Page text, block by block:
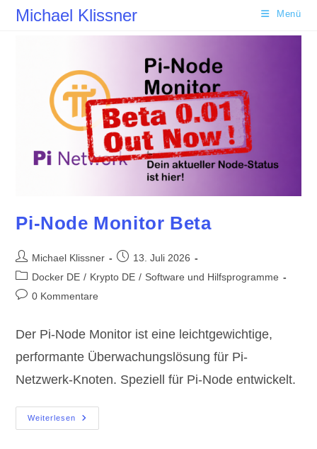
ZumMichael Klissner Menü
Pi-Node Monitor Beta
Beitrags-
Autor:
Michael Klissner
Beitrag
veröffentlicht:
13. Juli 2026
Beitrags-
Kategorie:
Docker DE / Krypto DE / Software und Hilfsprogramme
Beitrags-
0 Kommentare
Der Pi-Node Monitor ist eine leichtgewichtige,
performante Überwachungslösung für Pi-
Netzwerk-Knoten. Speziell für Pi-Node entwickelt.
Weiterlesen
Pi-
Node